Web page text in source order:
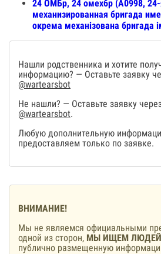
24 ОМБр, 24 омехбр (А0998, 24-
механизированная бригада
окрема механізована бригада
Нашли родственника и хотите
информацию? — Оставьте заявку
@wartearsbot
Не нашли? — Оставьте заявку
@wartearsbot.
Любую дополнительную
предоставляем только по заявке.
ВНИМАНИЕ!
Мы не являемся официальными
одной из сторон, МЫ ИЩЕМ ЛЮДЕЙ
публично размещенную